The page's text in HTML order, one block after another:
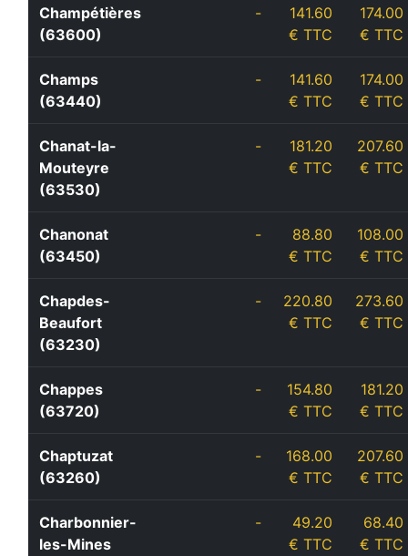
Champétières
(63600)
-
141.60
€ TTC
174.00
€ TTC
Champs
(63440)
-
141.60
€ TTC
174.00
€ TTC
Chanat-la-
Mouteyre
(63530)
-
181.20
€ TTC
207.60
€ TTC
Chanonat
(63450)
-
88.80
€ TTC
108.00
€ TTC
Chapdes-
Beaufort
(63230)
-
220.80
€ TTC
273.60
€ TTC
Chappes
(63720)
-
154.80
€ TTC
181.20
€ TTC
Chaptuzat
(63260)
-
168.00
€ TTC
207.60
€ TTC
Charbonnier-
les-Mines
-
49.20
€ TTC
68.40
€ TTC